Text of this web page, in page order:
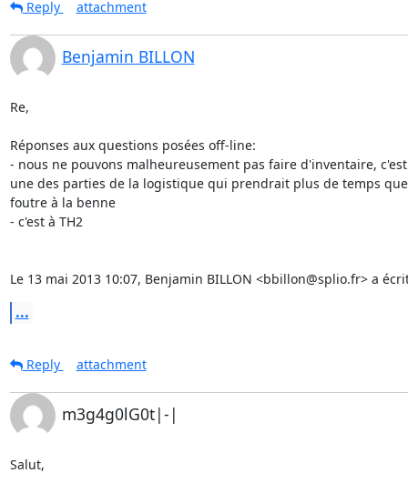
Reply attachment
Benjamin BILLON
Re,
Réponses aux questions posées off-line:
- nous ne pouvons malheureusement pas faire d'inventaire,
une des parties de la logistique qui prendrait plus de temps
foutre à la benne
- c'est à TH2
Le 13 mai 2013 10:07, Benjamin BILLON <bbillon@splio.fr> a
...
Reply attachment
m3g4g0lG0t|-|
Salut,